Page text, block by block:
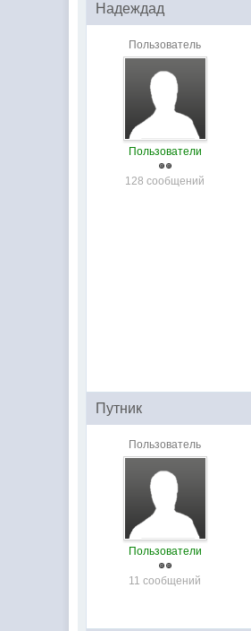
Надеждад
Пользователь
Пользователи
128 сообщений
Путник
Пользователь
Пользователи
11 сообщений